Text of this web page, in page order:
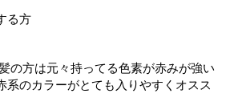
る方
の方は元々持ってる色素が赤みが強い
系のカラーがとても入りやすくオスス